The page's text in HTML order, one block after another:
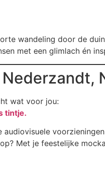
wandeling door de
met een glimlach én
wat voor jou:
tintje.
Met je feestelijke